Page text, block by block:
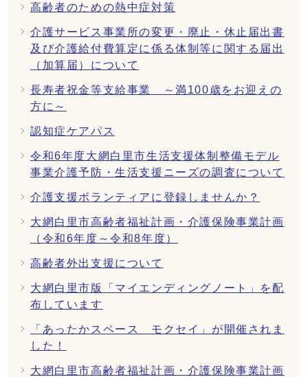
高齢者のための熱中症対策
介護サービス事業所の変更・廃止・休止届出書
及び介護給付費算定に係る体制等に関する届出
（加算届）について
長寿者祝金等支給事業 ～満100歳をお迎えの
方に～
認知症ケアパス
令和6年度大網白里市生活支援体制整備モデル
事業介護予防・生活支援ニーズの調査について
介護支援ボランティアに登録しませんか？
大網白里市高齢者福祉計画・介護保険事業計画
（令和6年度～令和8年度）
高齢者外出支援について
大網白里市版「マイエンディングノート」を配
布しています
「あったかスペース モクセイ」が開催されま
した！
大網白里市高齢者福祉計画・介護保険事業計画